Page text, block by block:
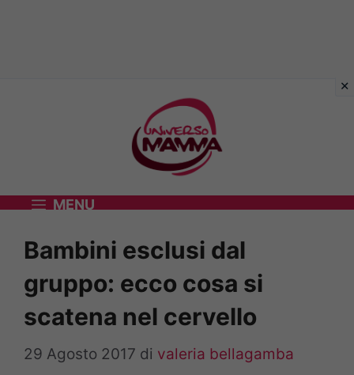
MENU
Bambini esclusi dal
gruppo: ecco cosa si
scatena nel cervello
29 Agosto 2017 di valeria bellagamba